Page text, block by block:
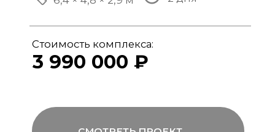
4 890 000 ₽
Монтаж:
2 дня
8,4 × 4,8 × 3,1 м
Размеры (ДxШxВ):
32 дня
изготовления:
40 м²
модульный банный комплекс